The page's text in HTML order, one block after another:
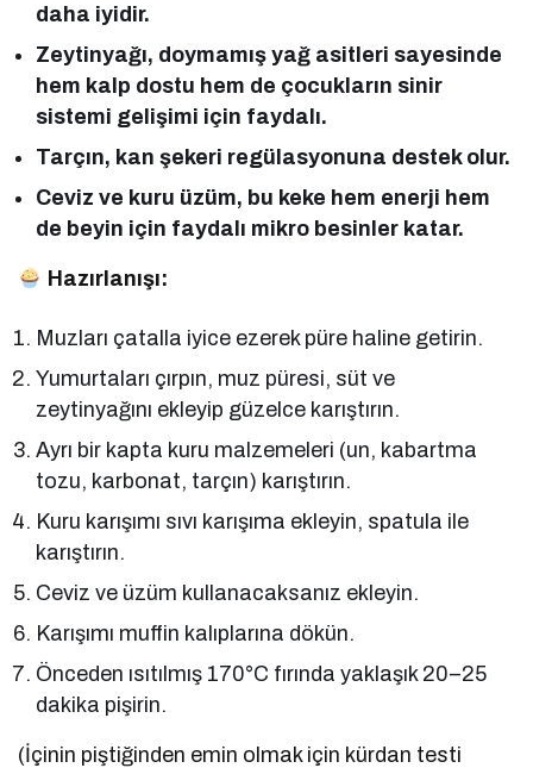
daha iyidir.
Zeytinyağı, doymamış yağ asitleri sayesinde
hem kalp dostu hem de çocukların sinir
sistemi gelişimi için faydalı.
Tarçın, kan şekeri regülasyonuna destek olur.
Ceviz ve kuru üzüm, bu keke hem enerji hem
de beyin için faydalı mikro besinler katar.
Hazırlanışı:
Muzları çatalla iyice ezerek püre haline getirin.
Yumurtaları çırpın, muz püresi, süt ve
zeytinyağını ekleyip güzelce karıştırın.
Ayrı bir kapta kuru malzemeleri (un, kabartma
tozu, karbonat, tarçın) karıştırın.
Kuru karışımı sıvı karışıma ekleyin, spatula ile
karıştırın.
Ceviz ve üzüm kullanacaksanız ekleyin.
Karışımı muffin kalıplarına dökün.
Önceden ısıtılmış 170°C fırında yaklaşık 20–25
dakika pişirin.
(İçinin piştiğinden emin olmak için kürdan testi